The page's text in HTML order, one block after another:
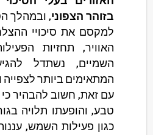
בזוהר הצפוני, ובמהלך
למקסם את סיכויי
האוויר, תחזיות
השמיים, נשתדל
המתאימים ביותר לצפייה
עם זאת, חשוב להבהיר
טבע, והופעתו תלויה
כגון פעילות השמש,